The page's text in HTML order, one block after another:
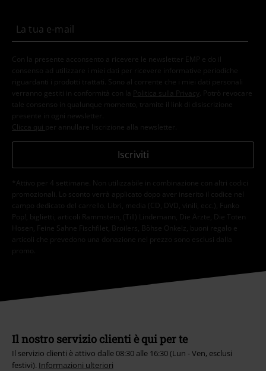
Con la presente acconsento a ricevere le newsletter EMP e do il
consenso ad utilizzare i miei dati per ricevere informative periodiche
riguardanti i prodotti trattati. Sono al corrente che i miei dati personali
verranno gestiti in conformità con la
Politica sulla Privacy
. Potrò revocare
tale consenso in qualunque momento, tramite il link di disiscrizione
presente in ogni newsletter.
Clicca qui per annullare liscrizione alla newsletter.
Iscriviti
*Attivo per 4 settimane. Non utilizzabile in combinazione con altri codici
promozionali. Lo sconto verrà applicato dopo aver inserito il codice nel
campo dedicato del carrello. Libri, media (CD, DVD, vinili, ecc.), Funko
Pop!, biglietti, articoli Rammstein, (Till) Lindemann, Die Ärzte, Die Toten
Hosen, Feine Sahne Fischfilet, Broilers, Böhse Onkelz, buoni regalo e
articoli che prevedono una donazione nel prezzo sono esclusi dalla
promo.
Il nostro servizio clienti è qui per te
Il servizio clienti è attivo dalle 08:30 alle 16:30 (Lun - Ven, esclusi
festivi). Informazioni ulteriori